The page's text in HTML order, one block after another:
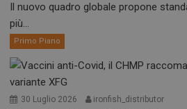
Il nuovo quadro globale propone
più...
Primo Piano
30 Luglio 2026 ironfish_distributor